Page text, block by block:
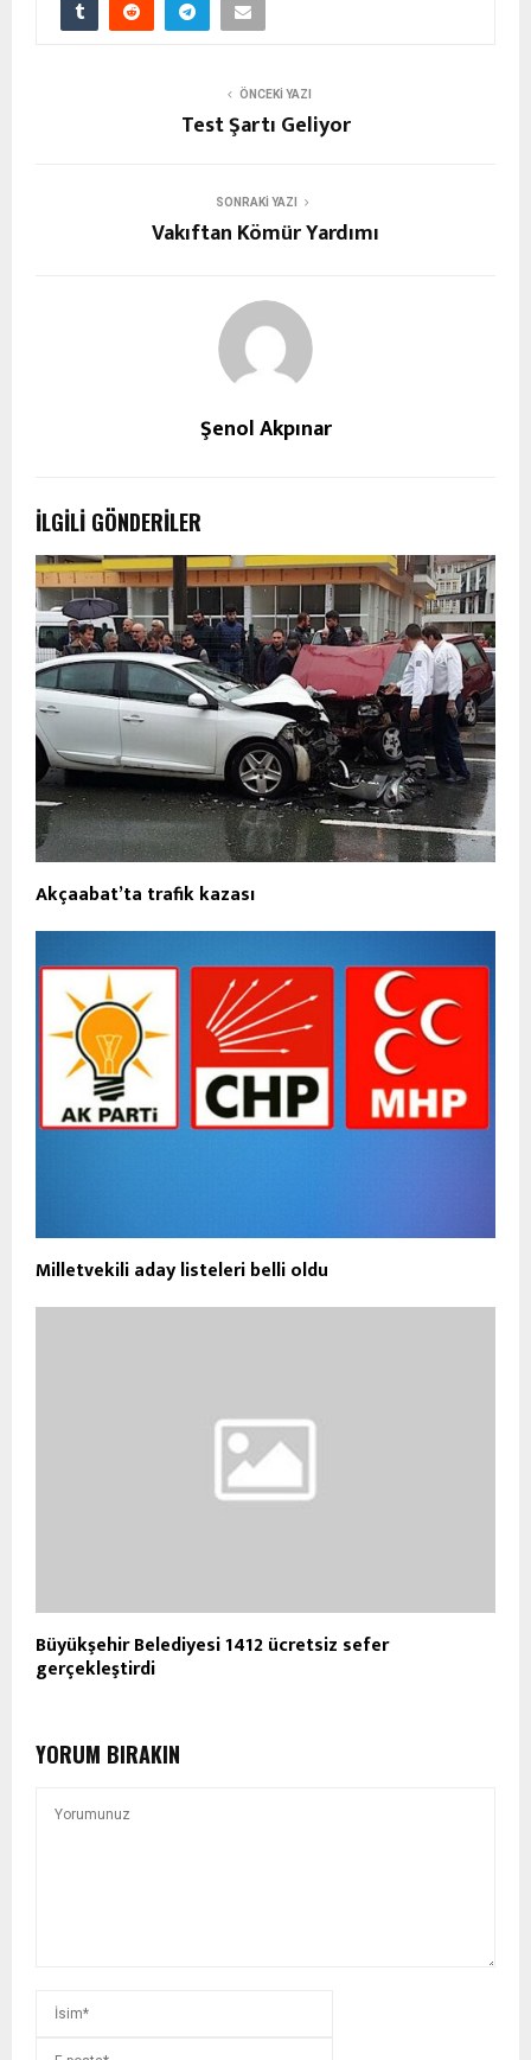
ÖNCEKI YAZI
Test Şartı Geliyor
SONRAKI YAZI
Vakıftan Kömür Yardımı
Şenol Akpınar
İLGILI GÖNDERILER
Akçaabat’ta trafik kazası
Milletvekili aday listeleri belli oldu
Büyükşehir Belediyesi 1412 ücretsiz sefer
gerçekleştirdi
YORUM BIRAKIN